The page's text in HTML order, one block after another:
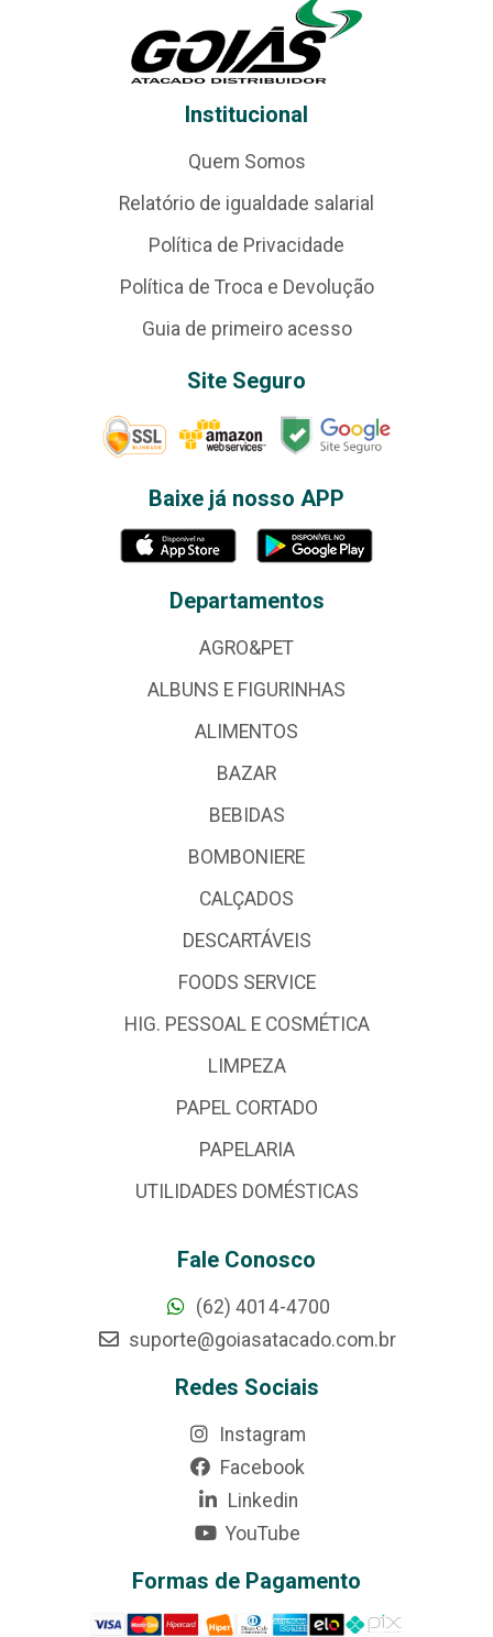
Institucional
Quem Somos
Relatório de igualdade salarial
Política de Privacidade
Política de Troca e Devolução
Guia de primeiro acesso
Site Seguro
Baixe já nosso APP
Departamentos
AGRO&PET
ALBUNS E FIGURINHAS
ALIMENTOS
BAZAR
BEBIDAS
BOMBONIERE
CALÇADOS
DESCARTÁVEIS
FOODS SERVICE
HIG. PESSOAL E COSMÉTICA
LIMPEZA
PAPEL CORTADO
PAPELARIA
UTILIDADES DOMÉSTICAS
Fale Conosco
(62) 4014-4700
suporte@goiasatacado.com.br
Redes Sociais
Instagram
Facebook
Linkedin
YouTube
Formas de Pagamento